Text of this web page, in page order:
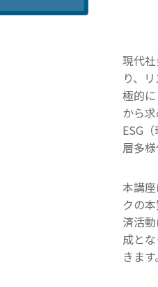
現代
り、
極的
から
ESG
層多
本講
クの
済活
成と
きま